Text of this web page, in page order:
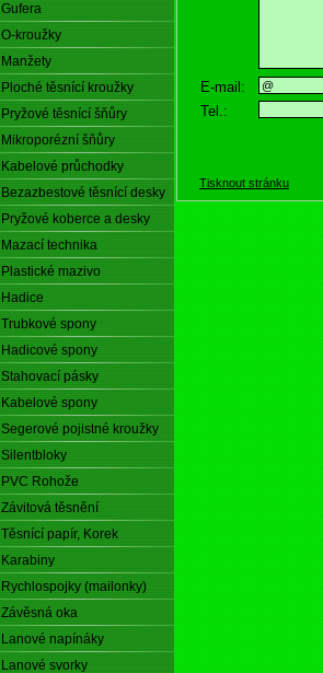
Gufera
O-kroužky
Manžety
Ploché těsnící kroužky
Pryžové těsnící šňůry
Mikroporézní šňůry
Kabelové průchodky
Bezazbestové těsnící desky
Pryžové koberce a desky
Mazací technika
Plastické mazivo
Hadice
Trubkové spony
Hadicové spony
Stahovací pásky
Kabelové spony
Segerové pojistné kroužky
Silentbloky
PVC Rohože
Závitová těsnění
Těsnící papír, Korek
Karabiny
Rychlospojky (mailonky)
Závěsná oka
Lanové napínáky
Lanové svorky
E-mail:
Tel.:
Tisknout stránku